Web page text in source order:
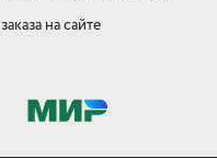
на сайте